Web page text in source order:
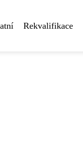
Rekvalifikace